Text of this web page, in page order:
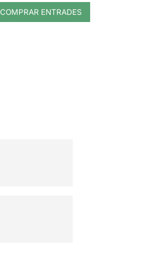
COMPRAR ENTRADES